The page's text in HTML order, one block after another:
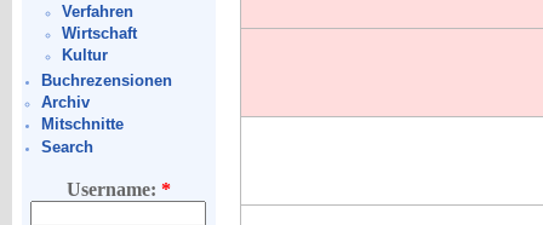
Verfahren
Wirtschaft
Kultur
Buchrezensionen
Archiv
Mitschnitte
Search
Username: *